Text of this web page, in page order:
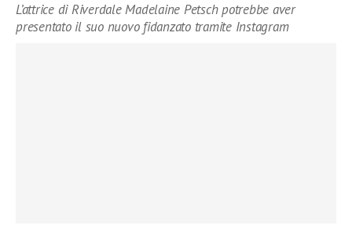
L’attrice di Riverdale Madelaine Petsch potrebbe aver
presentato il suo nuovo fidanzato tramite Instagram